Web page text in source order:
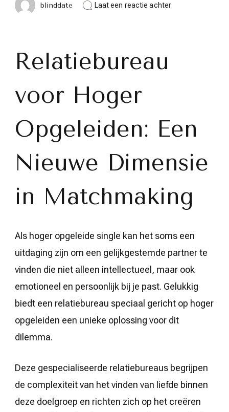
blinddate Laat een reactie achterop
Relatiebureau
voor Hoger
Opgeleiden: Een
Nieuwe Dimensie
in Matchmaking
Als hoger opgeleide single kan het soms een
uitdaging zijn om een gelijkgestemde partner te
vinden die niet alleen intellectueel, maar ook
emotioneel en persoonlijk bij je past. Gelukkig
biedt een relatiebureau speciaal gericht op hoger
opgeleiden een unieke oplossing voor dit
dilemma.
Deze gespecialiseerde relatiebureaus begrijpen
de complexiteit van het vinden van liefde binnen
deze doelgroep en richten zich op het creëren